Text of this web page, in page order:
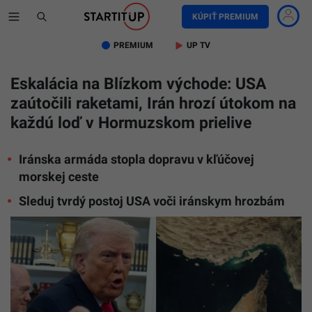
KÚPIŤ PREMIUM
PREMIUM UP TV
Eskalácia na Blízkom východe: USA
zaútočili raketami, Irán hrozí útokom na
každú loď v Hormuzskom prielive
Iránska armáda stopla dopravu v kľúčovej
morskej ceste
Sleduj tvrdý postoj USA voči iránskym hrozbám
Na
snímke
Donald
Trump